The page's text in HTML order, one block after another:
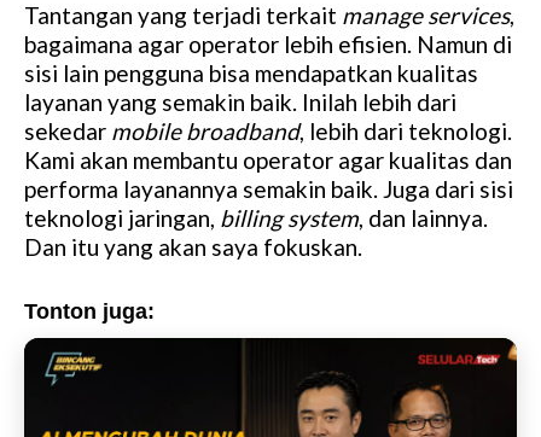
Tantangan yang terjadi terkait manage services,
bagaimana agar operator lebih efisien. Namun di
sisi lain pengguna bisa mendapatkan kualitas
layanan yang semakin baik. Inilah lebih dari
sekedar mobile broadband, lebih dari teknologi.
Kami akan membantu operator agar kualitas dan
performa layanannya semakin baik. Juga dari sisi
teknologi jaringan, billing system, dan lainnya.
Dan itu yang akan saya fokuskan.
Tonton juga: